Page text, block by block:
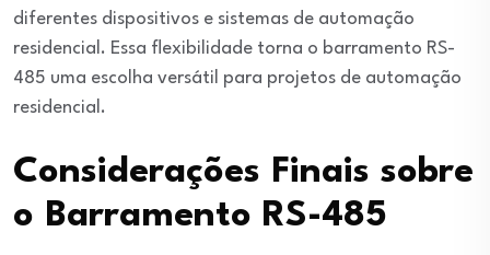
diferentes dispositivos e sistemas de automação
residencial. Essa flexibilidade torna o barramento RS-
485 uma escolha versátil para projetos de automação
residencial.
Considerações Finais sobre
o Barramento RS-485